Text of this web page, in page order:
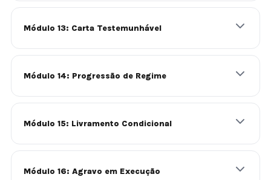
Módulo 13: Carta Testemunhável
Módulo 14: Progressão de Regime
Módulo 15: Livramento Condicional
Módulo 16: Agravo em Execução